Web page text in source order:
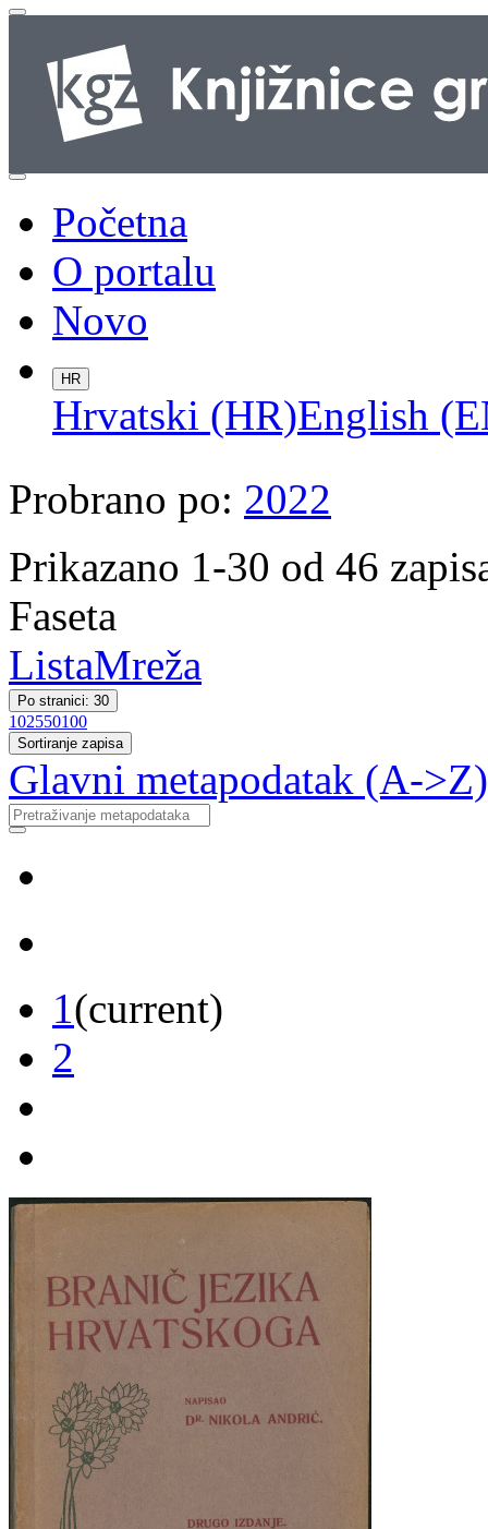
Početna
O portalu
Novo
HR
Hrvatski (HR)English
Probrano po: 2022
Prikazano 1-30 od 46
Faseta
ListaMreža
Po stranici: 30
102550100
Sortiranje zapisa
Glavni metapodatak (A->Z)
1(current)
2